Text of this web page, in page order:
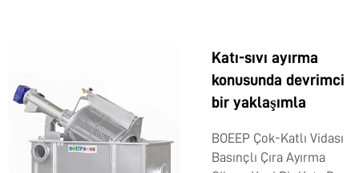
Katı-sıvı ayırma
konusunda devrimci
bir yaklaşımla
BOEEP Çok-Katlı Vidası
Basınçlı Çıra Ayırma